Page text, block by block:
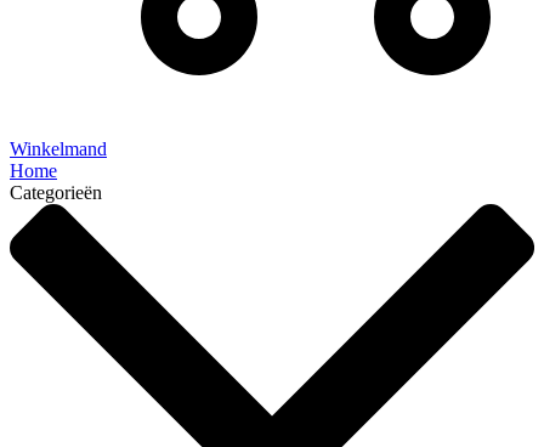
Winkelmand
Home
Categorieën